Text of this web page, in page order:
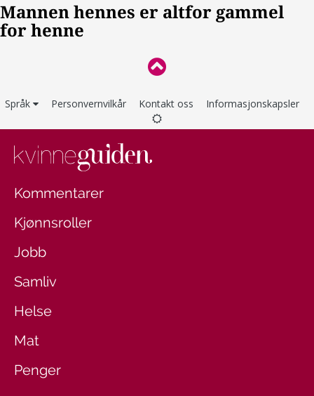
Språk Personvernvilkår Kontakt oss Informasjonskapsler
Kommentarer
Kjønnsroller
Jobb
Samliv
Helse
Mat
Penger